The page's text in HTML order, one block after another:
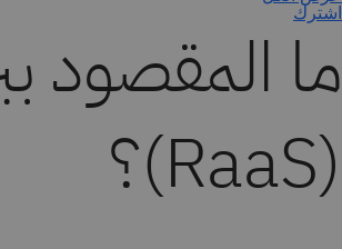
اشترك
ما المقصود
(RaaS)؟